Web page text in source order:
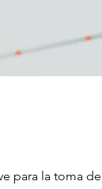
para la toma de